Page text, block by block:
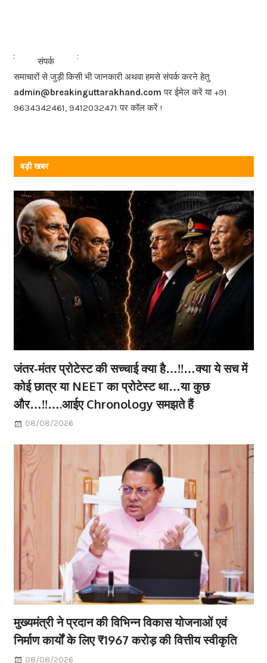
b
o
o
k
<<<
संपर्क
>>>
समाचारों से जुड़ी किसी भी जानकारी अथवा हमसे संपर्क करने हेतु
admin@breakinguttarakhand.com पर ईमेल करें या +91
9634342461, 9412032471 पर कॉल करें !
बड़ी खबर
जंतर-मंतर प्रोटेस्ट की सच्चाई क्या है…!!…क्या ये सच में
कोई छात्र या NEET का प्रोटेस्ट था…या कुछ
और…!!….आईए Chronology समझते हैं
08/08/2026
मुख्यमंत्री ने प्रदान की विभिन्न विकास योजनाओं एवं
निर्माण कार्यों के लिए ₹1967 करोड़ की वित्तीय स्वीकृति
08/08/2026